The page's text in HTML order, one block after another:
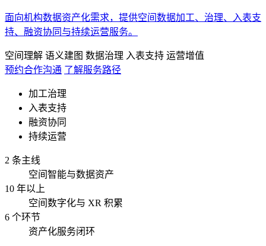
面向机构数据资产化需求，提供空间数据加工、治理、入表支
持、融资协同与持续运营服务。
空间理解 语义建图 数据治理 入表支持 运营增值
预约合作沟通 了解服务路径
加工治理
入表支持
融资协同
持续运营
2 条主线
空间智能与数据资产
10 年以上
空间数字化与 XR 积累
6 个环节
资产化服务闭环